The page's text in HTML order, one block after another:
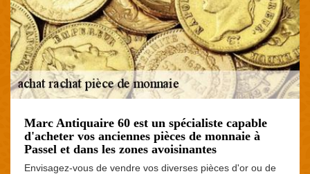
Marc Antiquaire 60 est un spécialiste capable
d'acheter vos anciennes pièces de monnaie à
Passel et dans les zones avoisinantes
Envisagez-vous de vendre vos diverses pièces d'or ou de